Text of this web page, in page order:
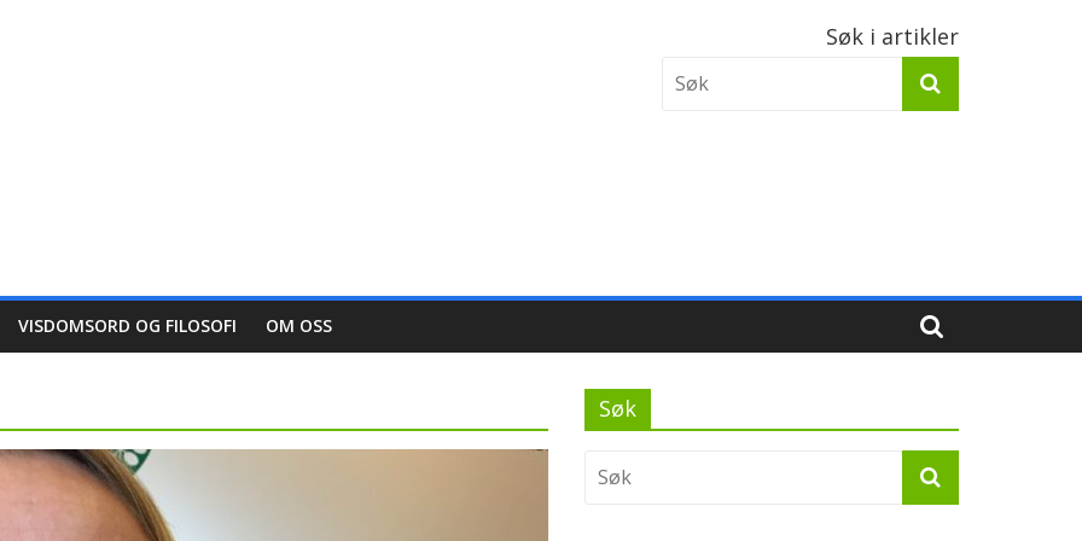
Søk i artikler
VISDOMSORD OG FILOSOFI OM OSS
Søk